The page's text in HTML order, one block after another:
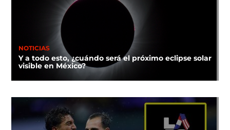
NOTICIAS
Y a todo esto, ¿cuándo será el próximo eclipse solar
visible en México?